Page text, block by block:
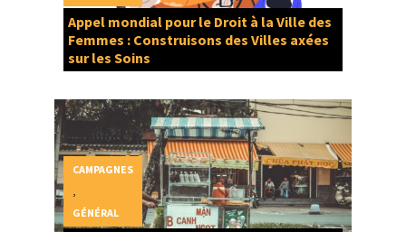
Appel mondial pour le Droit à la Ville des
Femmes : Construisons des Villes axées
sur les Soins
CAMPAGNES
GÉNÉRAL